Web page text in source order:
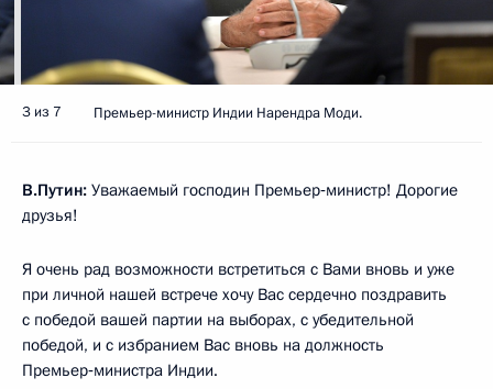
3 из 7 Премьер-министр Индии Нарендра Моди.
В.Путин: Уважаемый господин Премьер‑министр! Дорогие
друзья!
Я очень рад возможности встретиться с Вами вновь и уже
при личной нашей встрече хочу Вас сердечно поздравить
с победой вашей партии на выборах, с убедительной
победой, и с избранием Вас вновь на должность
Премьер‑министра Индии.